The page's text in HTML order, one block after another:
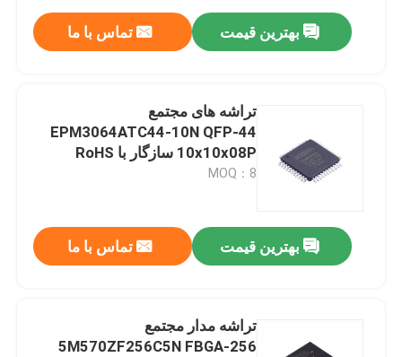
بهترین قیمت تماس با ما
تراشه های مجتمع
EPM3064ATC44-10N QFP-44
10x10x08P سازگار با RoHS
MOQ：8
بهترین قیمت تماس با ما
تراشه مدار مجتمع
5M570ZF256C5N FBGA-256